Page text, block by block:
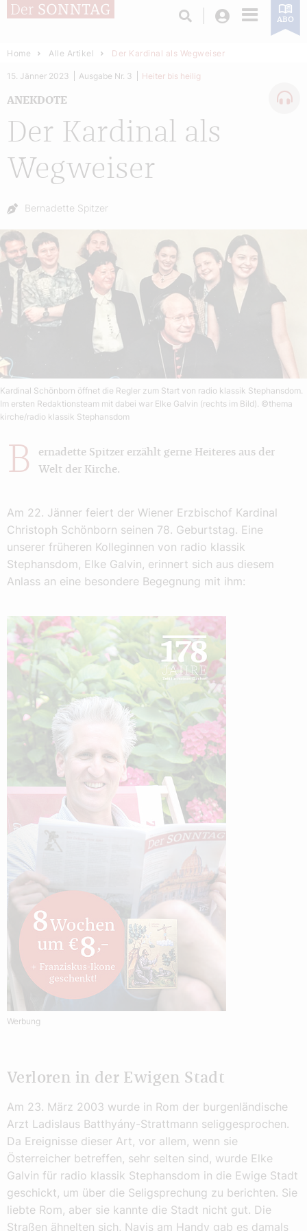
Login ABO
Home Alle Artikel Der Kardinal als Wegweiser
Der Kardinal als
Wegweiser
ANEKDOTE
15. Jänner 2023 Ausgabe Nr. 3 Heiter bis heilig
Autor:
Bernadette Spitzer
Kardinal Schönborn öffnet die Regler zum Start von radio klassik Stephansdom.
Im ersten Redaktionsteam mit dabei war Elke Galvin (rechts im Bild). ©thema
kirche/radio klassik Stephansdom
B
ernadette Spitzer erzählt gerne Heiteres aus der
Welt der Kirche.
Am 22. Jänner feiert der Wiener Erzbischof Kardinal
Christoph Schönborn seinen 78. Geburtstag. Eine
unserer früheren Kolleginnen von radio klassik
Stephansdom, Elke Galvin, erinnert sich aus diesem
Anlass an eine besondere Begegnung mit ihm:
Werbung
Verloren in der Ewigen Stadt
Am 23. März 2003 wurde in Rom der burgenländische
Arzt Ladislaus Batthyány-Strattmann seliggesprochen.
Da Ereignisse dieser Art, vor allem, wenn sie
Österreicher betreffen, sehr selten sind, wurde Elke
Galvin für radio klassik Stephansdom in die Ewige Stadt
geschickt, um über die Seligsprechung zu berichten. Sie
liebte Rom, aber sie kannte die Stadt nicht gut. Die
Straßen ähnelten sich, Navis am Handy gab es damals